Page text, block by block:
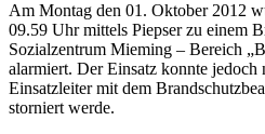
Am Montag den 01. Oktober 2012
09.59 Uhr mittels Piepser zu einem
Sozialzentrum Mieming – Bereich
alarmiert. Der Einsatz konnte jedoch
Einsatzleiter mit dem
storniert werde.